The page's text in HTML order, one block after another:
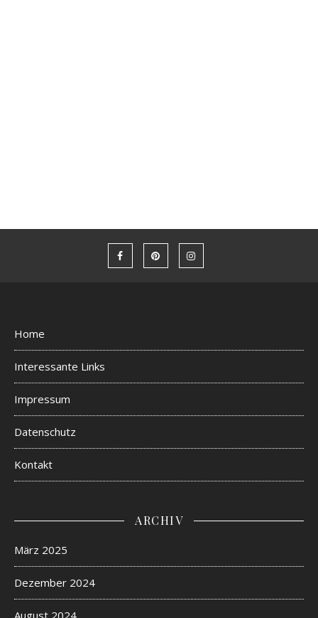
Home
Interessante Links
Impressum
Datenschutz
Kontakt
ARCHIV
März 2025
Dezember 2024